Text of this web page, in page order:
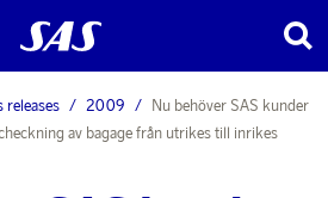
releases 2009
Nu behöver SAS kunder
av bagage från utrikes till inrikes